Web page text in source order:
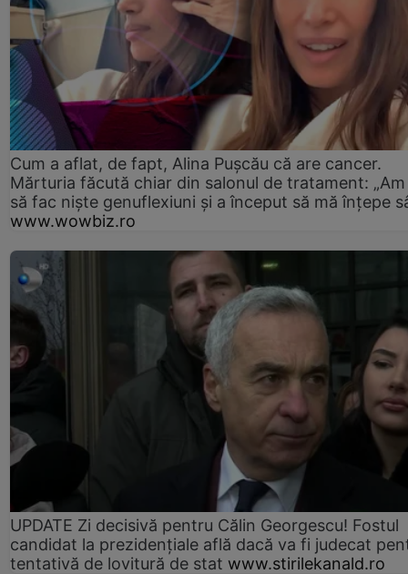
Cum a aflat, de fapt, Alina Pușcău că are cancer.
Mărturia făcută chiar din salonul de tratament:
să fac niște genuflexiuni și a început să mă înțepe
www.wowbiz.ro
UPDATE Zi decisivă pentru Călin Georgescu! Fostul
candidat la prezidențiale află dacă va fi judecat
tentativă de lovitură de stat www.stirilekanald.ro